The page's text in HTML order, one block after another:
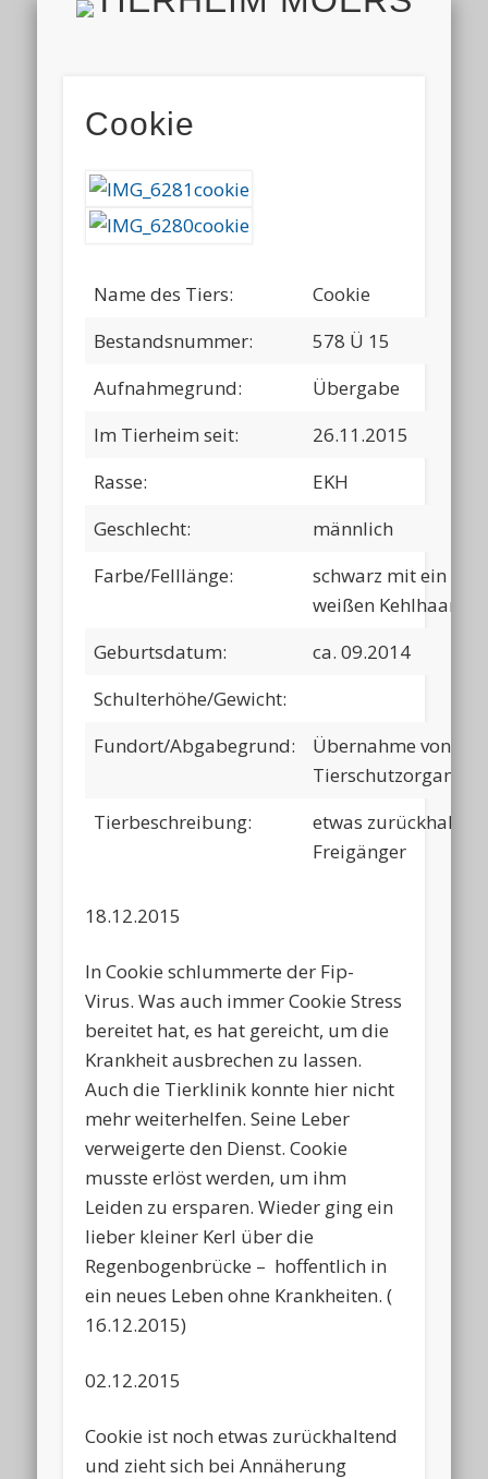
HOME
AKTUELL
ALLE TIERE
HELFEN
TIERHEIM & VEREIN
VIELEN DANK!
IMPRESSUM & DATENSCHUTZ
FINDEFIX
Cookie
Name des Tiers:
Cookie
Bestandsnummer:
578 Ü 15
Aufnahmegrund:
Übergabe
Im Tierheim seit:
26.11.2015
Rasse:
EKH
Geschlecht:
männlich
Farbe/Felllänge:
schwarz mit ein
weißen Kehlhaaren
Geburtsdatum:
ca. 09.2014
Schulterhöhe/Gewicht:
Fundort/Abgabegrund:
Übernahme von
Tierbeschreibung:
etwas
Freigänger
18.12.2015
In Cookie schlummerte der Fip-
Virus. Was auch immer Cookie Stress
bereitet hat, es hat gereicht, um die
Krankheit ausbrechen zu lassen.
Auch die Tierklinik konnte hier nicht
mehr weiterhelfen. Seine Leber
verweigerte den Dienst. Cookie
musste erlöst werden, um ihm
Leiden zu ersparen. Wieder ging ein
lieber kleiner Kerl über die
Regenbogenbrücke – hoffentlich in
ein neues Leben ohne Krankheiten. (
16.12.2015)
02.12.2015
Cookie ist noch etwas zurückhaltend
und zieht sich bei Annäherung